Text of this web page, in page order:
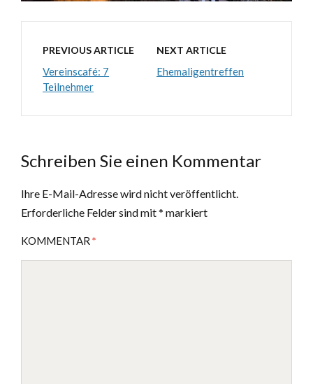
PREVIOUS ARTICLE
Vereinscafé: 7
Teilnehmer
NEXT ARTICLE
Ehemaligentreffen
Schreiben Sie einen Kommentar
Ihre E-Mail-Adresse wird nicht veröffentlicht.
Erforderliche Felder sind mit* markiert
KOMMENTAR *